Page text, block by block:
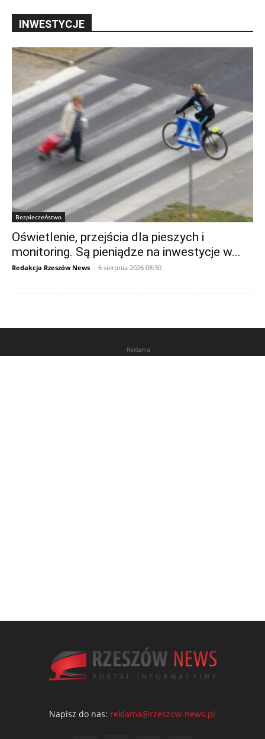
INWESTYCJE
Bezpieczeństwo
Oświetlenie, przejścia dla pieszych i
monitoring. Są pieniądze na inwestycje w...
Redakcja Rzeszów News - 6 sierpnia 2026 08:30
Reklama
Napisz do nas: reklama@rzeszow-news.pl